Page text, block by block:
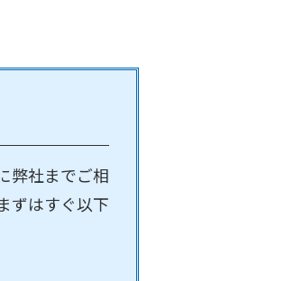
弊社までご相
ずはすぐ以下